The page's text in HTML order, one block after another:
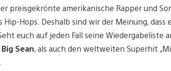
preisgekrönte amerikanische Rapper und
Hops. Deshalb sind wir der Meinung,
euch auf jeden Fall seine Wiedergabeliste
Big Sean, als auch den weltweiten Superhit